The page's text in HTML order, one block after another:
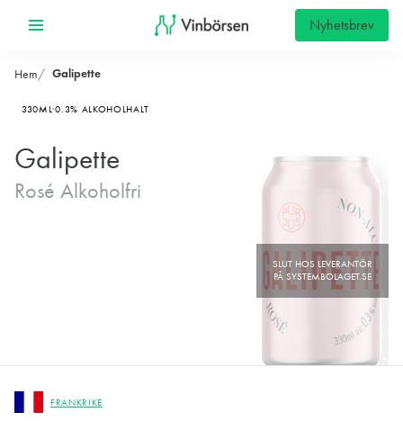
Nyhetsbrev
Hem Galipette
330ML 0.3% ALKOHOLHALT
Galipette
Rosé Alkoholfri
FRANKRIKE